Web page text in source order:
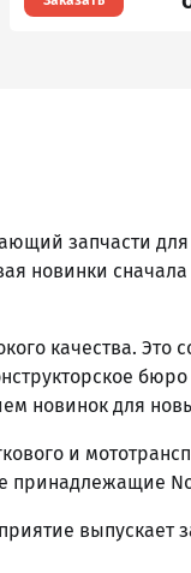
запчасти
новинки
качества. Это
новинок для
и
принадлежащие
выпускает